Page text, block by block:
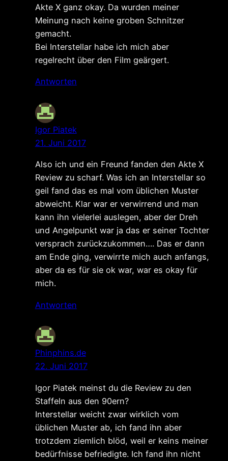
Akte X ganz okay. Da wurden meiner
Meinung nach keine groben Schnitzer
gemacht.
Bei Interstellar habe ich mich aber
regelrecht über den Film geärgert.
Antworten
Igor Piatek
21. Juni 2017
Also ich und ein Freund fanden den Akte X
Review zu scharf. Was ich an Interstellar so
geil fand das es mal vom üblichen Muster
abweicht. Klar war er verwirrend und man
kann ihn vielerlei auslegen, aber der Dreh
und Angelpunkt war ja das er seiner Tochter
versprach zurückzukommen…. Das er dann
am Ende ging, verwirrte mich auch anfangs,
aber da es für sie ok war, war es okay für
mich.
Antworten
Phinphins.de
22. Juni 2017
Igor Piatek meinst du die Review zu den
Staffeln aus den 90ern?
Interstellar weicht zwar wirklich vom
üblichen Muster ab, ich fand ihn aber
trotzdem ziemlich blöd, weil er keins meiner
bedürfnisse befriedigte. Ich fand ihn nicht